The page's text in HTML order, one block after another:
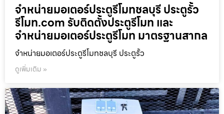
จำหน่ายมอเตอร์ประตูรีโมทชลบุรี ประตูรั้ว
รีโมท.com รับติดตั้งประตูรีโมท และ
จำหน่ายมอเตอร์ประตูรีโมท มาตรฐานสากล
จำหน่ายมอเตอร์ประตูรีโมทชลบุรี ประตูรั้ว
ดูเพิ่มเติม »